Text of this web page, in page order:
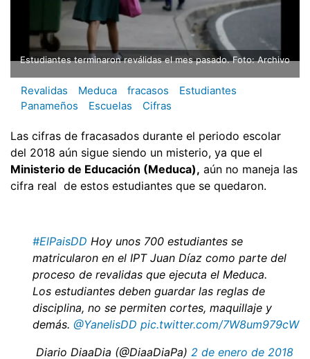
Estudiantes terminaron reválidas el mes pasado. Foto: Archivo
Revalidas Meduca fracasos
Estudiantes
Panameños
Escuelas Cifras
Las cifras de fracasados durante el periodo escolar
del 2018 aún sigue siendo un misterio, ya que el
Ministerio de Educación (Meduca), aún no maneja las
cifra real de estos estudiantes que se quedaron.
#ElPaisDD Hoy unos 700 estudiantes se
matricularon en el IPT Juan Díaz como parte del
proceso de revalidas que ejecuta el Meduca.
Los estudiantes deben guardar las reglas de
disciplina, no se permiten cortes, maquillaje y
demás. @YanelisDD pic.twitter.com/7W8um979cW
 Diario DiaaDia (@DiaaDiaPa) 2 de enero de 2018